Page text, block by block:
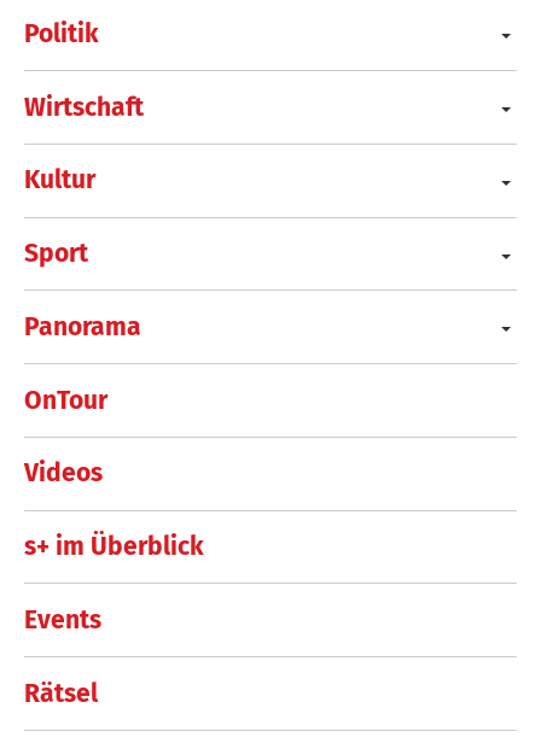
Politik
Wirtschaft
Kultur
Sport
Panorama
OnTour
Videos
s+ im Überblick
Events
Rätsel